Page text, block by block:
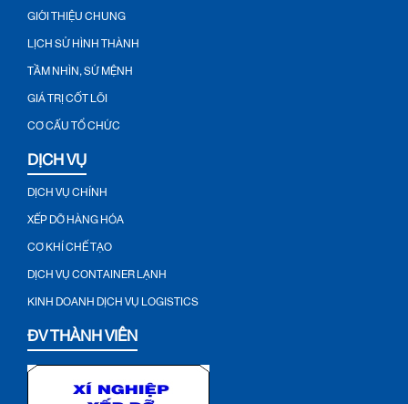
GIỚI THIỆU CHUNG
LỊCH SỬ HÌNH THÀNH
TẦM NHÌN, SỨ MỆNH
GIÁ TRỊ CỐT LÕI
CƠ CẤU TỔ CHỨC
DỊCH VỤ
DỊCH VỤ CHÍNH
XẾP DỠ HÀNG HÓA
CƠ KHÍ CHẾ TẠO
DỊCH VỤ CONTAINER LẠNH
KINH DOANH DỊCH VỤ LOGISTICS
ĐV THÀNH VIÊN